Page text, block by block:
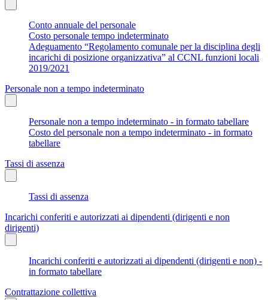
Conto annuale del personale
Costo personale tempo indeterminato
Adeguamento “Regolamento comunale per la disciplina degli
incarichi di posizione organizzativa” al CCNL funzioni locali
2019/2021
Personale non a tempo indeterminato
Personale non a tempo indeterminato - in formato tabellare
Costo del personale non a tempo indeterminato - in formato
tabellare
Tassi di assenza
Tassi di assenza
Incarichi conferiti e autorizzati ai dipendenti (dirigenti e non
dirigenti)
Incarichi conferiti e autorizzati ai dipendenti (dirigenti e non) -
in formato tabellare
Contrattazione collettiva